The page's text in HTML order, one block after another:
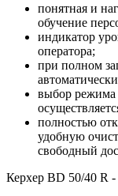
понятная и
обучение
индикатор
оператора;
при полном
выбор режима
полностью
удобную
свободный
Керхер BD 50/40 R